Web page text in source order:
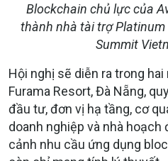
Blockchain chủ lực của
thành nhà tài trợ
Summit
Hội nghị sẽ diễn ra trong
Furama Resort, Đà Nẵng,
đầu tư, đơn vị hạ tầng, cơ
doanh nghiệp và nhà
cảnh nhu cầu ứng dụng